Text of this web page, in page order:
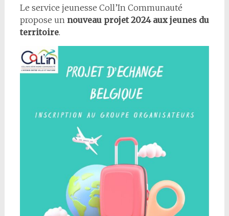
Le service jeunesse Coll’In Communauté
propose un nouveau projet 2024 aux jeunes du
territoire.